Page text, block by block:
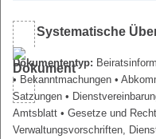
Systematische
Dokumententyp:
• Bekanntmachungen •
Satzungen •
Amtsblatt • Gesetze und
Verwaltungsvorschriften,